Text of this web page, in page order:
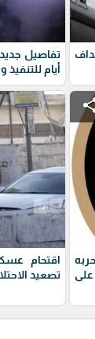
أيام للتنفيذ و400 مليون دولار للموظفين
اقتحام
تصعيد